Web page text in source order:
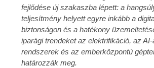
fejlődése új szakaszba lépett: a
teljesítmény helyett egyre inkább a
biztonságon és a hatékony
iparági trendeket az elektrifikáció, az AI-
rendszerek és az emberközpontú
határozzák meg.